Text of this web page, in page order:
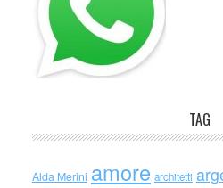
TAG
Alda Merini amore architetti